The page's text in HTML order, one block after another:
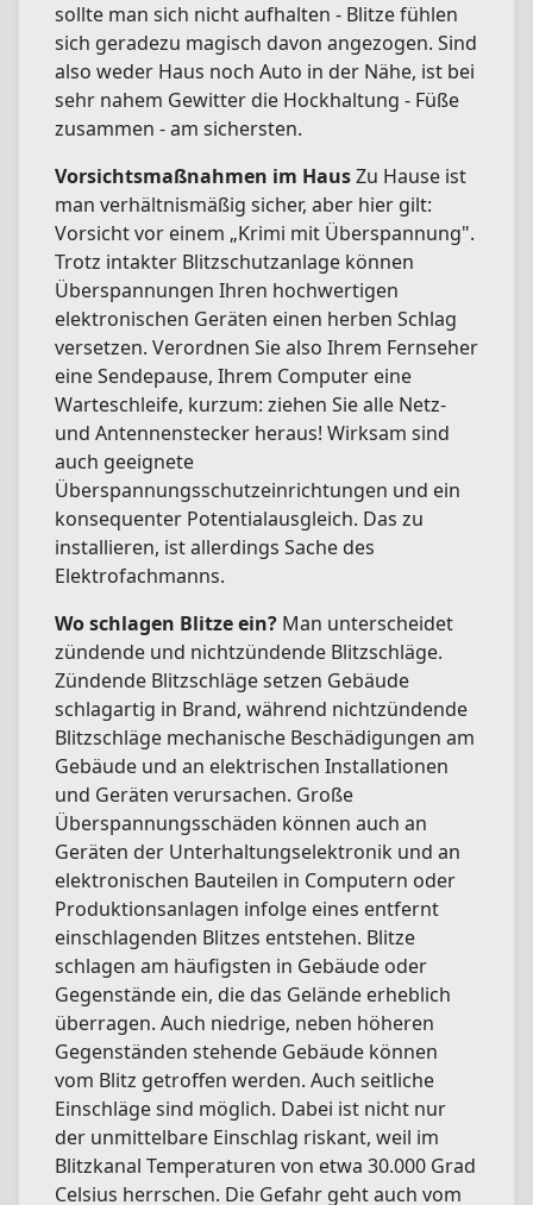
sollte man sich nicht aufhalten - Blitze fühlen
sich geradezu magisch davon angezogen. Sind
also weder Haus noch Auto in der Nähe, ist bei
sehr nahem Gewitter die Hockhaltung - Füße
zusammen - am sichersten.
Vorsichtsmaßnahmen im HausZu Hause ist
man verhältnismäßig sicher, aber hier gilt:
Vorsicht vor einem „Krimi mit Überspannung".
Trotz intakter Blitzschutzanlage können
Überspannungen Ihren hochwertigen
elektronischen Geräten einen herben Schlag
versetzen. Verordnen Sie also Ihrem Fernseher
eine Sendepause, Ihrem Computer eine
Warteschleife, kurzum: ziehen Sie alle Netz-
und Antennenstecker heraus! Wirksam sind
auch geeignete
Überspannungsschutzeinrichtungen und ein
konsequenter Potentialausgleich. Das zu
installieren, ist allerdings Sache des
Elektrofachmanns.
Wo schlagen Blitze ein? Man unterscheidet
zündende und nichtzündende Blitzschläge.
Zündende Blitzschläge setzen Gebäude
schlagartig in Brand, während nichtzündende
Blitzschläge mechanische Beschädigungen am
Gebäude und an elektrischen Installationen
und Geräten verursachen. Große
Überspannungsschäden können auch an
Geräten der Unterhaltungselektronik und an
elektronischen Bauteilen in Computern oder
Produktionsanlagen infolge eines entfernt
einschla­genden Blitzes entstehen. Blitze
schlagen am häufigsten in Gebäude oder
Gegenstände ein, die das Gelände erheblich
überragen. Auch niedrige, neben höheren
Gegenständen stehende Gebäude können
vom Blitz getroffen werden. Auch seitliche
Einschläge sind möglich. Dabei ist nicht nur
der unmittelbare Einschlag riskant, weil im
Blitzkanal Temperaturen von etwa 30.000 Grad
Celsius herrschen. Die Gefahr geht auch vom